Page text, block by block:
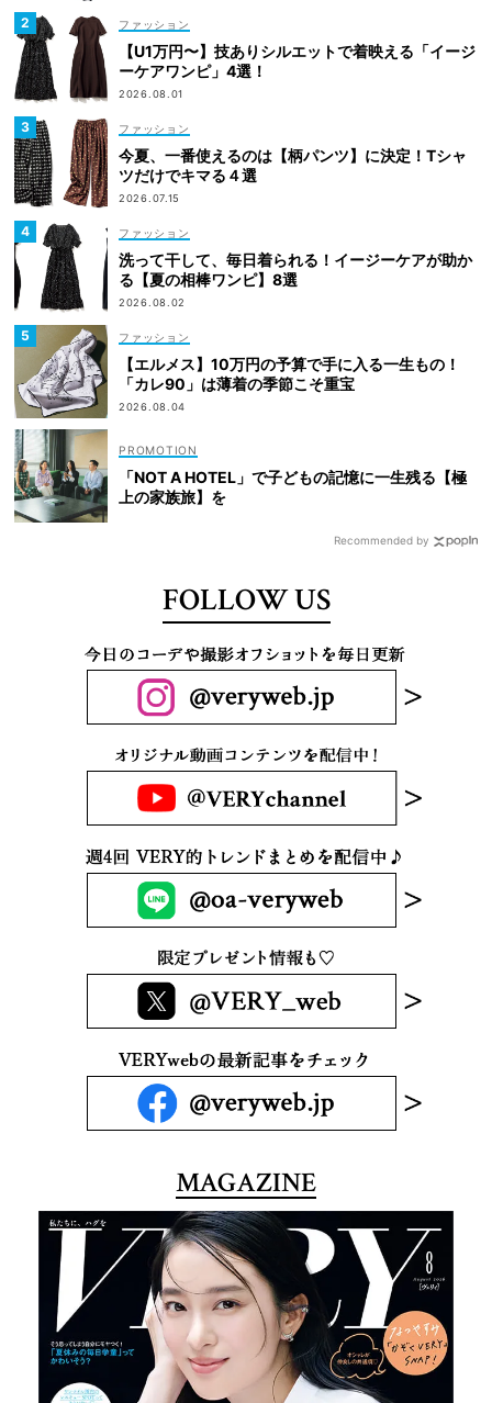
ファッション
【U1万円〜】技ありシルエットで着映える「イージ
ーケアワンピ」4選！
2026.08.01
ファッション
今夏、一番使えるのは【柄パンツ】に決定！Tシャ
ツだけでキマる４選
2026.07.15
ファッション
洗って干して、毎日着られる！イージーケアが助か
る【夏の相棒ワンピ】8選
2026.08.02
ファッション
【エルメス】10万円の予算で手に入る一生もの！
「カレ90」は薄着の季節こそ重宝
2026.08.04
「NOT A HOTEL」で子どもの記憶に一生残る【極
上の家族旅】を
Recommended by
FOLLOW US
MAGAZINE